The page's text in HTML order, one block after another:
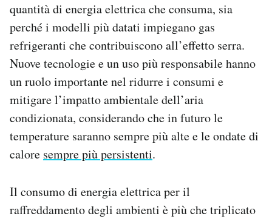
quantità di energia elettrica che consuma, sia
perché i modelli più datati impiegano gas
refrigeranti che contribuiscono all’effetto serra.
Nuove tecnologie e un uso più responsabile hanno
un ruolo importante nel ridurre i consumi e
mitigare l’impatto ambientale dell’aria
condizionata, considerando che in futuro le
temperature saranno sempre più alte e le ondate di
calore sempre più persistenti.
Il consumo di energia elettrica per il
raffreddamento degli ambienti è più che triplicato